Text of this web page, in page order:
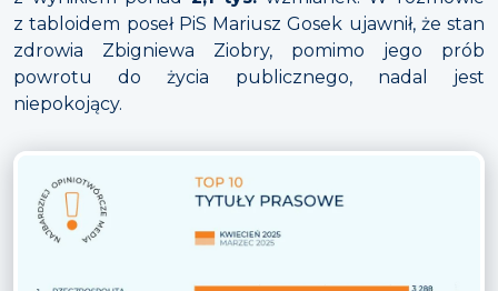
z tabloidem poseł PiS Mariusz Gosek ujawnił, że stan
zdrowia Zbigniewa Ziobry, pomimo jego prób
powrotu do życia publicznego, nadal jest
niepokojący.